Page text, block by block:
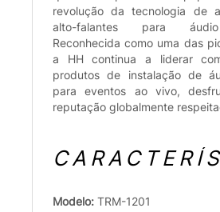
revolução da tecnologia de
alto-falantes para
Reconhecida como uma das
a HH continua a liderar
produtos de instalação de
para eventos ao vivo,
reputação globalmente
Modelo: TRM-1201